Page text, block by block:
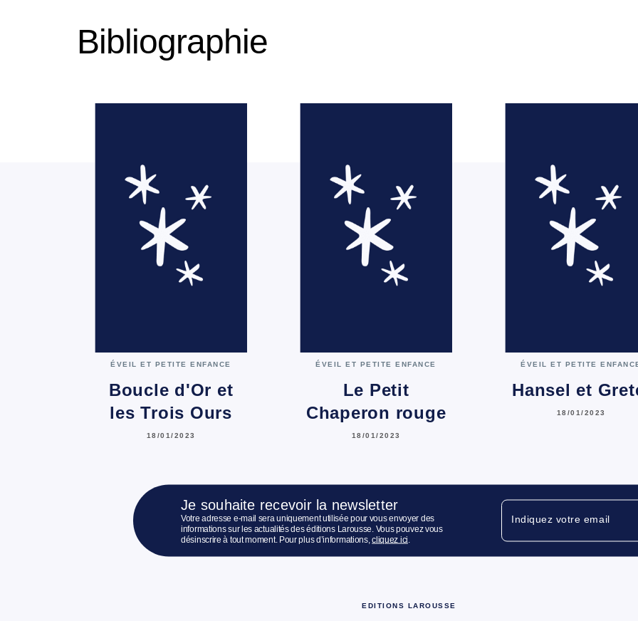
Bibliographie
ÉVEIL ET PETITE ENFANCE
Boucle d'Or et
les Trois Ours
18/01/2023
ÉVEIL ET PETITE ENFANCE
Le Petit
Chaperon rouge
18/01/2023
ÉVEIL ET PETITE
Hansel et
18/01/2023
Je souhaite recevoir la newsletter
Votre adresse e-mail sera uniquement utilisée pour vous envoyer des
informations sur les actualités des éditions Larousse. Vous pouvez vous
désinscrire à tout moment. Pour plus d’informations,cliquez ici
Indiquez votre email
EDITIONS LAROUSSE